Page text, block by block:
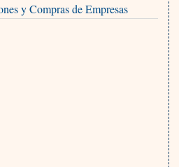
y Compras de Empresas